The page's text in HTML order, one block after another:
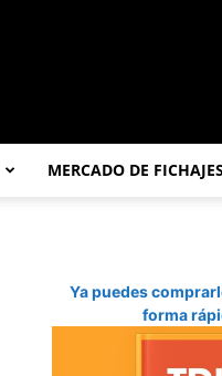
MERCADO DE FICHAJES
Ya puedes
forma